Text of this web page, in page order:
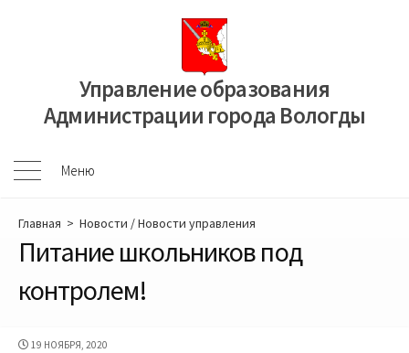
Управление образования
Администрации города Вологды
Меню
Меню
Главная > Новости /Новости управления
Питание школьников под
контролем!
ДАТА
19 НОЯБРЯ, 2020